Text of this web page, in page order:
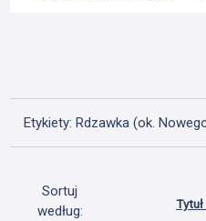
Etykiety: Rdzawka (ok.
Sortuj
według:
Tytuł